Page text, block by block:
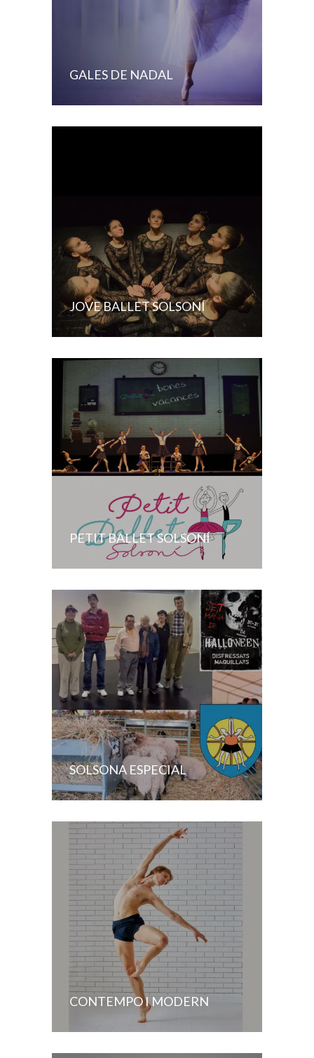
GALES DE NADAL
JOVE BALLET SOLSONÍ
PETIT BALLET SOLSONÍ
SOLSONA ESPECIAL
CONTEMPO I MODERN